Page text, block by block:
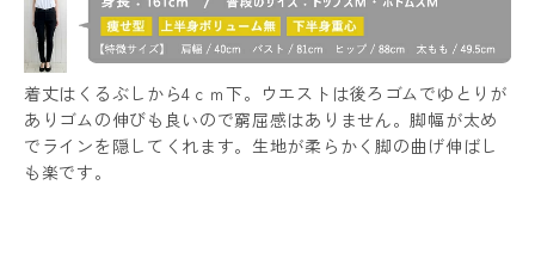
着丈はくるぶしから4ｃｍ下。ウエストは後ろゴムでゆとりが
ありゴムの伸びも良いので窮屈感はありません。脚幅が太め
でラインを隠してくれます。生地が柔らかく脚の曲げ伸ばし
も楽です。